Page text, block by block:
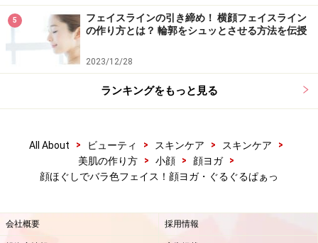
【編集部おすすめの購入サイト】
Amazonで小顔グッズをチェック！
5
フェイスラインの引き締め！ 横顔フェイスライン
の作り方とは？ 輪郭をシュッとさせる方法を伝授
2023/12/28
ランキングをもっと見る
All About > ビューティ > スキンケア > スキンケア
>
美肌の作り方
> 小顔 > 顔ヨガ
>
顔ほぐしでバラ色フェイス！顔ヨガ・ぐるぐるぱぁっ
会社概要 採用情報